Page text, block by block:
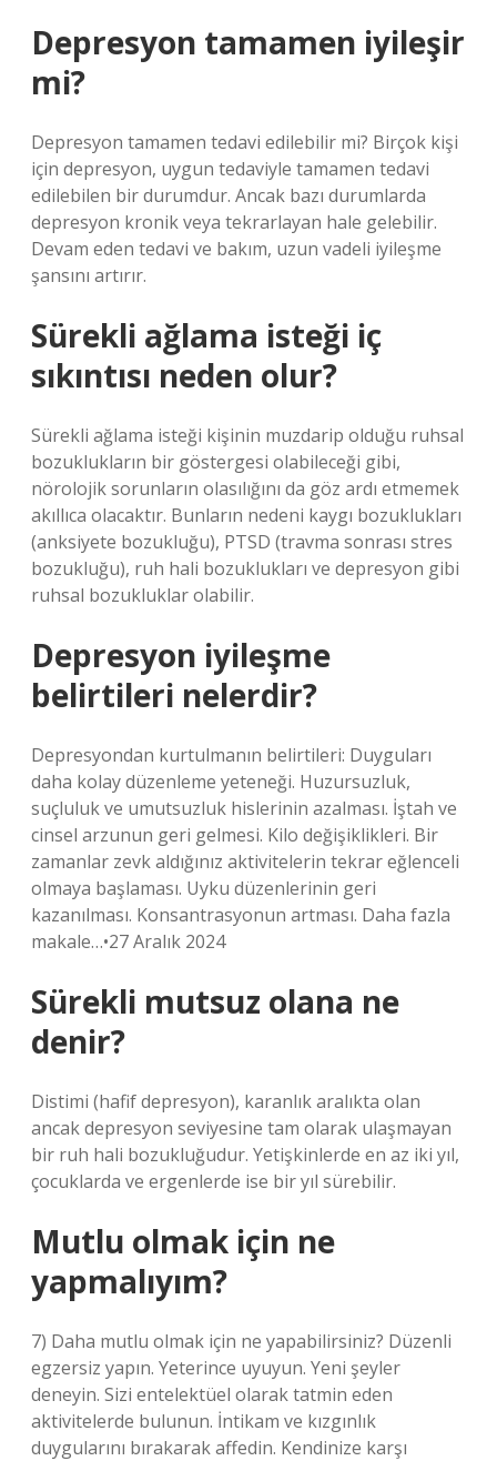
Depresyon tamamen iyileşir
mi?
Depresyon tamamen tedavi edilebilir mi? Birçok kişi
için depresyon, uygun tedaviyle tamamen tedavi
edilebilen bir durumdur. Ancak bazı durumlarda
depresyon kronik veya tekrarlayan hale gelebilir.
Devam eden tedavi ve bakım, uzun vadeli iyileşme
şansını artırır.
Sürekli ağlama isteği iç
sıkıntısı neden olur?
Sürekli ağlama isteği kişinin muzdarip olduğu ruhsal
bozuklukların bir göstergesi olabileceği gibi,
nörolojik sorunların olasılığını da göz ardı etmemek
akıllıca olacaktır. Bunların nedeni kaygı bozuklukları
(anksiyete bozukluğu), PTSD (travma sonrası stres
bozukluğu), ruh hali bozuklukları ve depresyon gibi
ruhsal bozukluklar olabilir.
Depresyon iyileşme
belirtileri nelerdir?
Depresyondan kurtulmanın belirtileri: Duyguları
daha kolay düzenleme yeteneği. Huzursuzluk,
suçluluk ve umutsuzluk hislerinin azalması. İştah ve
cinsel arzunun geri gelmesi. Kilo değişiklikleri. Bir
zamanlar zevk aldığınız aktivitelerin tekrar eğlenceli
olmaya başlaması. Uyku düzenlerinin geri
kazanılması. Konsantrasyonun artması. Daha fazla
makale…•27 Aralık 2024
Sürekli mutsuz olana ne
denir?
Distimi (hafif depresyon), karanlık aralıkta olan
ancak depresyon seviyesine tam olarak ulaşmayan
bir ruh hali bozukluğudur. Yetişkinlerde en az iki yıl,
çocuklarda ve ergenlerde ise bir yıl sürebilir.
Mutlu olmak için ne
yapmalıyım?
7) Daha mutlu olmak için ne yapabilirsiniz? Düzenli
egzersiz yapın. Yeterince uyuyun. Yeni şeyler
deneyin. Sizi entelektüel olarak tatmin eden
aktivitelerde bulunun. İntikam ve kızgınlık
duygularını bırakarak affedin. Kendinize karşı